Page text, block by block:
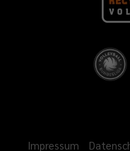
Impressum